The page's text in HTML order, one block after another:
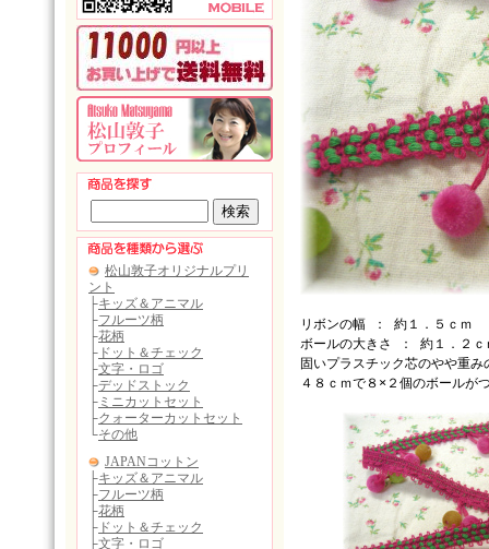
リボンの幅 ： 約１．５ｃｍ
ボールの大きさ ： 約１．２ｃ
固いプラスチック芯のやや重
４８ｃｍで８×２個のボールが